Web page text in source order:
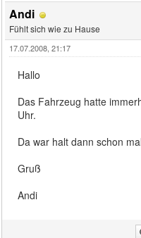
Andi
Fühlt sich wie zu Hause
17.07.2008, 21:17
Hallo
Das Fahrzeug hatte
Uhr.
Da war halt dann schon
Gruß
Andi